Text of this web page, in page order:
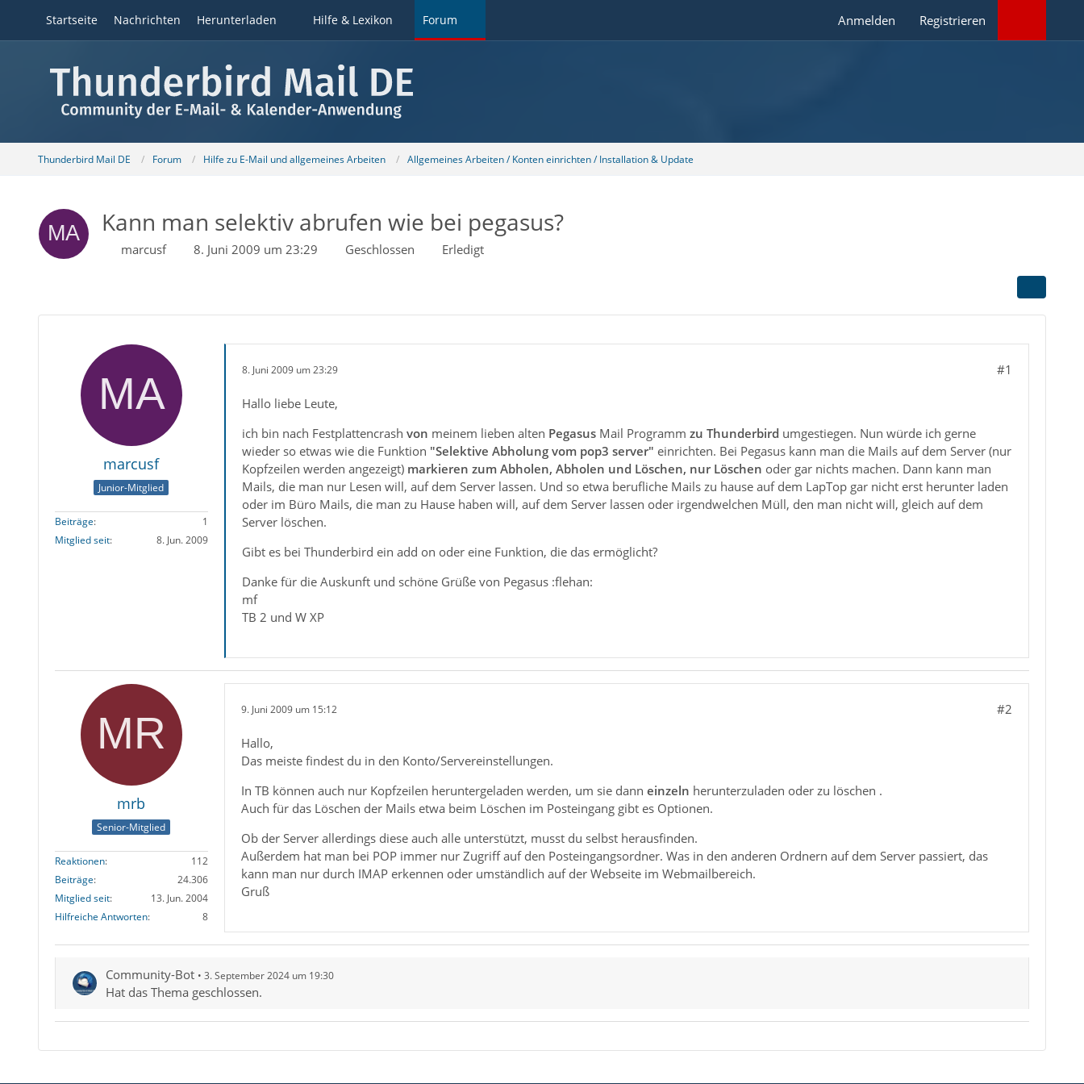
Startseite Nachrichten Herunterladen Hilfe & Lexikon Forum Anmelden Registrieren
Thunderbird Mail DE Forum Hilfe zu E-Mail und allgemeines Arbeiten Allgemeines Arbeiten / Konten einrichten / Installation & Update
Kann man selektiv abrufen wie bei pegasus?
marcusf 8. Juni 2009 um 23:29 Geschlossen Erledigt
marcusf
Junior-Mitglied
Beiträge
1
Mitglied seit
8. Jun. 2009
8. Juni 2009 um 23:29 #1
Hallo liebe Leute,
ich bin nach Festplattencrash von meinem lieben alten Pegasus Mail Programm zu Thunderbird umgestiegen. Nun würde ich gerne
wieder so etwas wie die Funktion "Selektive Abholung vom pop3 server" einrichten. Bei Pegasus kann man die Mails auf dem Server (nur
Kopfzeilen werden angezeigt) markieren zum Abholen, Abholen und Löschen, nur Löschen oder gar nichts machen. Dann kann man
Mails, die man nur Lesen will, auf dem Server lassen. Und so etwa berufliche Mails zu hause auf dem LapTop gar nicht erst herunter laden
oder im Büro Mails, die man zu Hause haben will, auf dem Server lassen oder irgendwelchen Müll, den man nicht will, gleich auf dem
Server löschen.
Gibt es bei Thunderbird ein add on oder eine Funktion, die das ermöglicht?
Danke für die Auskunft und schöne Grüße von Pegasus :flehan:
mf
TB 2 und W XP
mrb
Senior-Mitglied
Reaktionen
112
Beiträge
24.306
Mitglied seit
13. Jun. 2004
Hilfreiche Antworten
8
9. Juni 2009 um 15:12 #2
Hallo,
Das meiste findest du in den Konto/Servereinstellungen.
In TB können auch nur Kopfzeilen heruntergeladen werden, um sie dann einzeln herunterzuladen oder zu löschen .
Auch für das Löschen der Mails etwa beim Löschen im Posteingang gibt es Optionen.
Ob der Server allerdings diese auch alle unterstützt, musst du selbst herausfinden.
Außerdem hat man bei POP immer nur Zugriff auf den Posteingangsordner. Was in den anderen Ordnern auf dem Server passiert, das
kann man nur durch IMAP erkennen oder umständlich auf der Webseite im Webmailbereich.
Gruß
Community-Bot 3. September 2024 um 19:30
Hat das Thema geschlossen.